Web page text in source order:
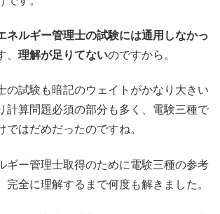
ネルギー管理士の試験には通用しなかっ
、 理解が足りてないのですから。
の試験も暗記のウェイトがかなり大きい
計算問題必須の部分も多く、電験三種で
ではだめだったのですね。
ギー管理士取得のために電験三種の参考
完全に理解するまで何度も解きました。